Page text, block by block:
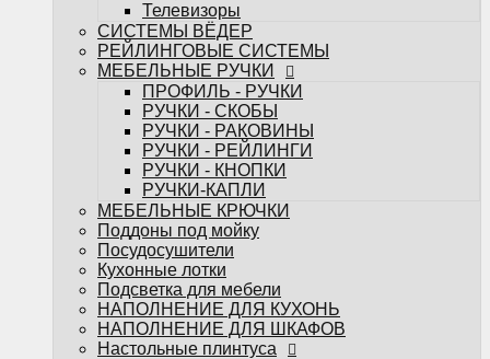
НАПОЛНЕНИЕ ДЛЯ КУХОНЬ
НАПОЛНЕНИЕ ДЛЯ ШКАФОВ
Настольные плинтуса
Плинтус LB-15
Плинтус LB-23
Плинтус LB-38
Мебельные опоры
Декоративные элементы для мебели
Планки
Планки для стеновых панелей и
фартуков
Планки для столешниц
Кухонный Цоколь
Телевизоры
СИСТЕМЫ ВЁДЕР
РЕЙЛИНГОВЫЕ СИСТЕМЫ
МЕБЕЛЬНЫЕ РУЧКИ
ПРОФИЛЬ - РУЧКИ
РУЧКИ - СКОБЫ
РУЧКИ - РАКОВИНЫ
РУЧКИ - РЕЙЛИНГИ
РУЧКИ - КНОПКИ
РУЧКИ-КАПЛИ
МЕБЕЛЬНЫЕ КРЮЧКИ
Поддоны под мойку
Посудосушители
Кухонные лотки
Подсветка для мебели
НАПОЛНЕНИЕ ДЛЯ КУХОНЬ
НАПОЛНЕНИЕ ДЛЯ ШКАФОВ
Настольные плинтуса